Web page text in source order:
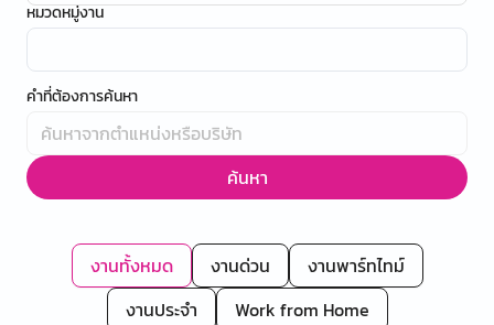
หมวดหมู่งาน
คำที่ต้องการค้นหา
ค้นหา
งานทั้งหมด งานด่วน
งานพาร์ทไทม์
งานประจำ
Work from Home